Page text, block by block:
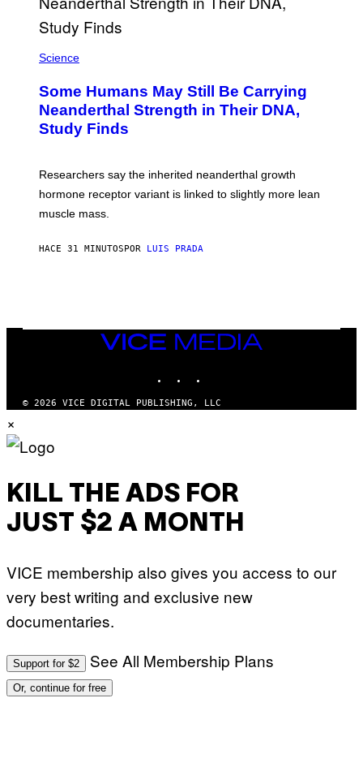
Science
Some Humans May Still Be Carrying
Neanderthal Strength in Their DNA,
Study Finds
Researchers say the inherited neanderthal growth
hormone receptor variant is linked to slightly more lean
muscle mass.
HACE 31 MINUTOSPOR LUIS PRADA
VICE
MEDIA
© 2026 VICE DIGITAL PUBLISHING, LLC
×
KILL THE ADS FOR
JUST $2 A MONTH
VICE membership also gives you access to our
very best writing and exclusive new
documentaries.
Support for $2 See All Membership Plans
Or, continue for free